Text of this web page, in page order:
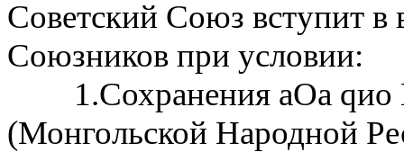
Советский Союз вступит в
Союзников при условии:
1.Сохранения аОа qио
(Монгольской Народной